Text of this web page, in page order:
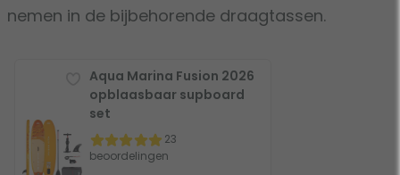
nemen in de bijbehorende draagtassen.
Aqua Marina Fusion 2026
opblaasbaar supboard
set
23
beoordelingen